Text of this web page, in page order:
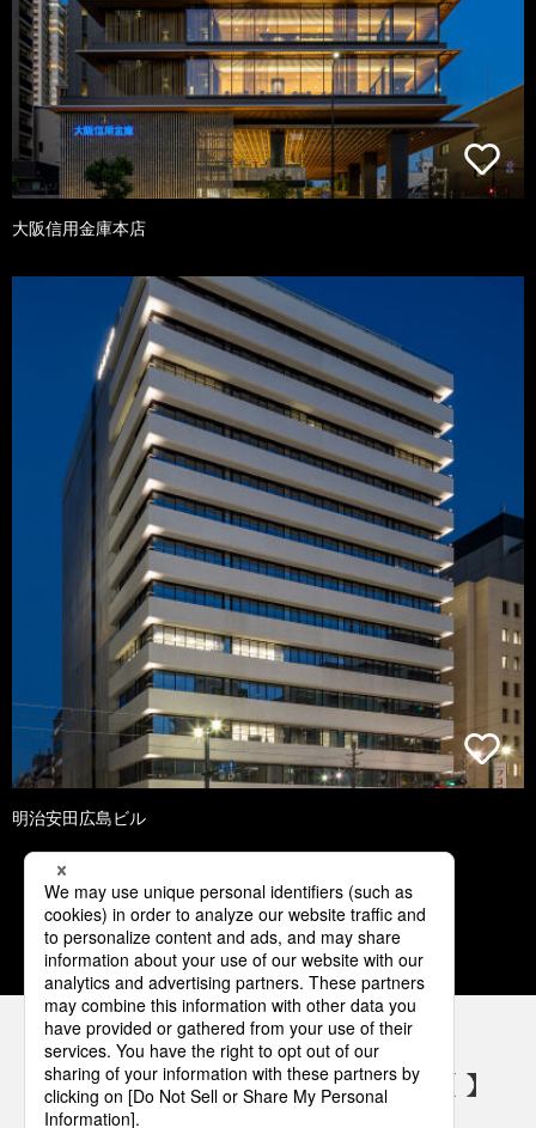
大阪信用金庫本店
明治安田広島ビル
1 2 3 4 5
パナソニックの電気設備 SNSアカウント